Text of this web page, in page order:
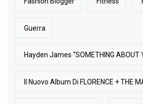
Guerra
Hayden James “SOMETHING ABOUT
Il Nuovo Album Di FLORENCE + THE